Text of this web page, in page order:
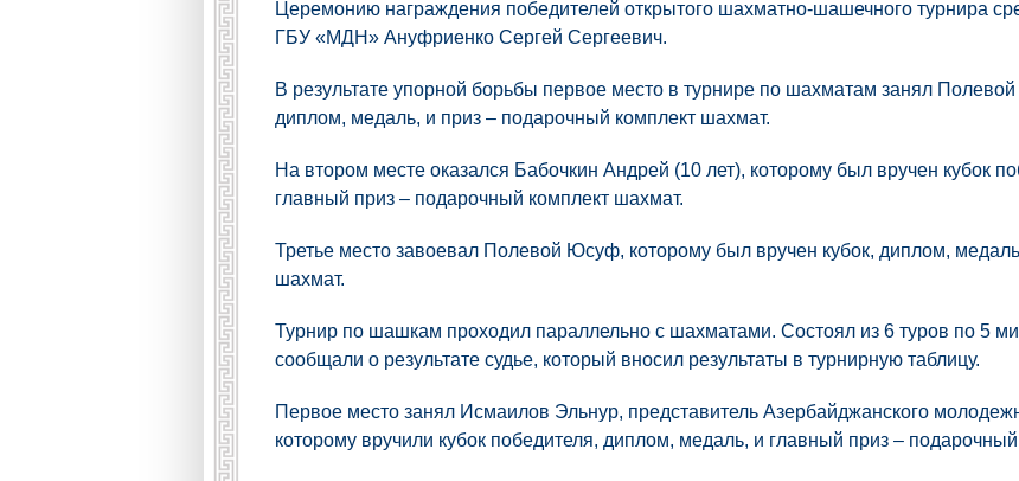
Церемонию награждения победителей открытого шахматно-шашечного турнира
ГБУ «МДН» Ануфриенко Сергей Сергеевич.
В результате упорной борьбы первое место в турнире по шахматам занял
диплом, медаль, и приз – подарочный комплект шахмат.
На втором месте оказался Бабочкин Андрей (10 лет), которому был вручен кубок
главный приз – подарочный комплект шахмат.
Третье место завоевал Полевой Юсуф, которому был вручен кубок, диплом,
шахмат.
Турнир по шашкам проходил параллельно с шахматами. Состоял из 6 туров по 5
сообщали о результате судье, который вносил результаты в турнирную таблицу.
Первое место занял Исмаилов Эльнур, представитель Азербайджанского
которому вручили кубок победителя, диплом, медаль, и главный приз –